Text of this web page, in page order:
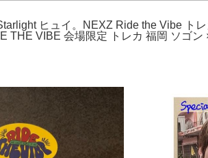
ヒュイ。NEXZ Ride the Vibe ト
THE VIBE 会場限定 トレカ 福岡 ソゴ